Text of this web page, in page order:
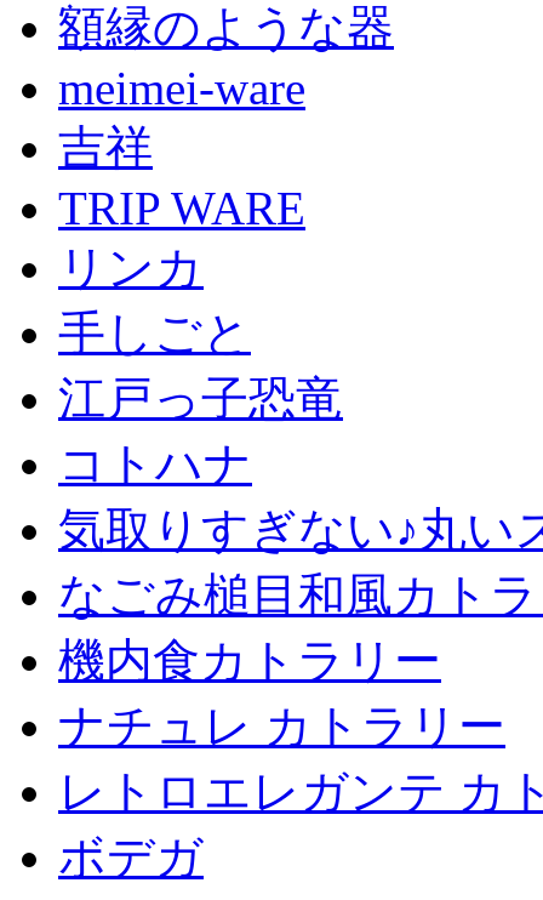
額縁のような器
meimei-ware
吉祥
TRIP WARE
リンカ
手しごと
江戸っ子恐竜
コトハナ
気取りすぎない♪丸い
なごみ槌目和風カト
機内食カトラリー
ナチュレ カトラリー
レトロエレガンテ カ
ボデガ